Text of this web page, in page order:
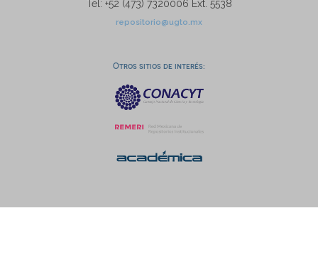
Tel: +52 (473) 7320006 Ext. 5538
repositorio@ugto.mx
Otros sitios de interés: